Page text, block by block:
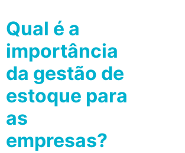
Qual é a
importância
da gestão de
estoque para
as
empresas?